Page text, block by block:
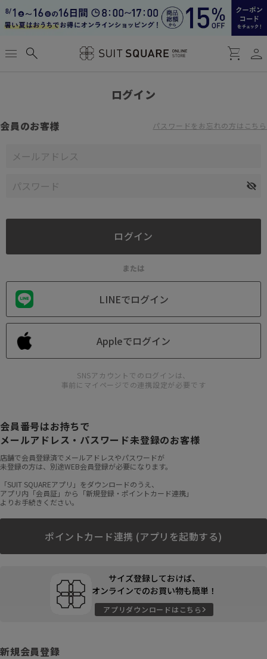
menu search shopping_cart person
ログイン
会員のお客様 パスワードをお忘れの方はこちら
または
LINEでログイン
Appleでログイン
SNSアカウントでのログインは、
事前にマイページでの連携設定が必要です
会員番号はお持ちで
メールアドレス・パスワード未登録のお客様
店舗で会員登録済でメールアドレスやパスワードが
未登録の方は、別途WEB会員登録が必要になります。
「SUIT SQUAREアプリ」をダウンロードのうえ、
アプリ内「会員証」から「新規登録・ポイントカード連携」
よりお手続きください。
ポイントカード連携 (アプリを起動する)
サイズ登録しておけば、
オンラインでのお買い物も簡単！
アプリダウンロードはこちら
新規会員登録